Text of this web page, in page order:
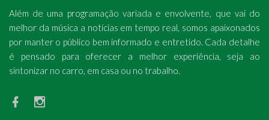
Além de uma programação variada e envolvente, que vai do
melhor da música a notícias em tempo real, somos apaixonados
por manter o público bem informado e entretido. Cada detalhe
é pensado para oferecer a melhor experiência, seja ao
sintonizar no carro, em casa ou no trabalho.